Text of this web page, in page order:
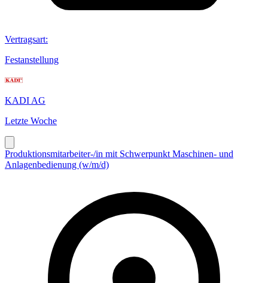
Vertragsart:
Festanstellung
KADI AG
Letzte Woche
Produktionsmitarbeiter-/in mit Schwerpunkt Maschinen- und
Anlagenbedienung (w/m/d)